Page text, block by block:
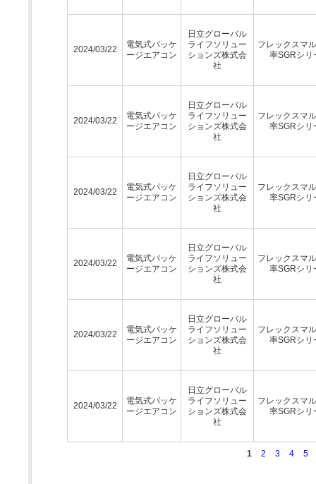
2024/03/22
電気式パッケ
ージエアコン
日立グローバル
ライフソリュー
ションズ株式会
社
フレックスマ
率SGRシリ
2024/03/22
電気式パッケ
ージエアコン
日立グローバル
ライフソリュー
ションズ株式会
社
フレックスマ
率SGRシリ
2024/03/22
電気式パッケ
ージエアコン
日立グローバル
ライフソリュー
ションズ株式会
社
フレックスマ
率SGRシリ
2024/03/22
電気式パッケ
ージエアコン
日立グローバル
ライフソリュー
ションズ株式会
社
フレックスマ
率SGRシリ
2024/03/22
電気式パッケ
ージエアコン
日立グローバル
ライフソリュー
ションズ株式会
社
フレックスマ
率SGRシリ
2024/03/22
電気式パッケ
ージエアコン
日立グローバル
ライフソリュー
ションズ株式会
社
フレックスマ
率SGRシリ
1 2 3 4 5